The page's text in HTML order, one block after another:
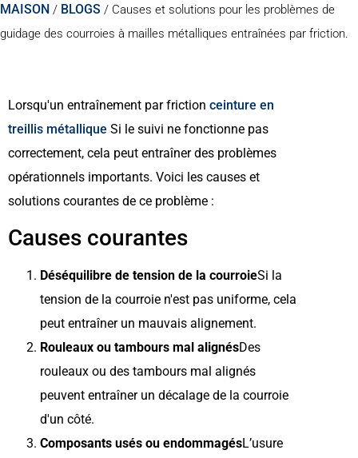
MAISON / BLOGS / Causes et solutions pour les problèmes de
guidage des courroies à mailles métalliques entraînées par friction.
Lorsqu'un entraînement par friction ceinture en
treillis métallique Si le suivi ne fonctionne pas
correctement, cela peut entraîner des problèmes
opérationnels importants. Voici les causes et
solutions courantes de ce problème :
Causes courantes
Déséquilibre de tension de la courroieSi la
tension de la courroie n'est pas uniforme, cela
peut entraîner un mauvais alignement.
Rouleaux ou tambours mal alignésDes
rouleaux ou des tambours mal alignés
peuvent entraîner un décalage de la courroie
d'un côté.
Composants usés ou endommagésL’usure